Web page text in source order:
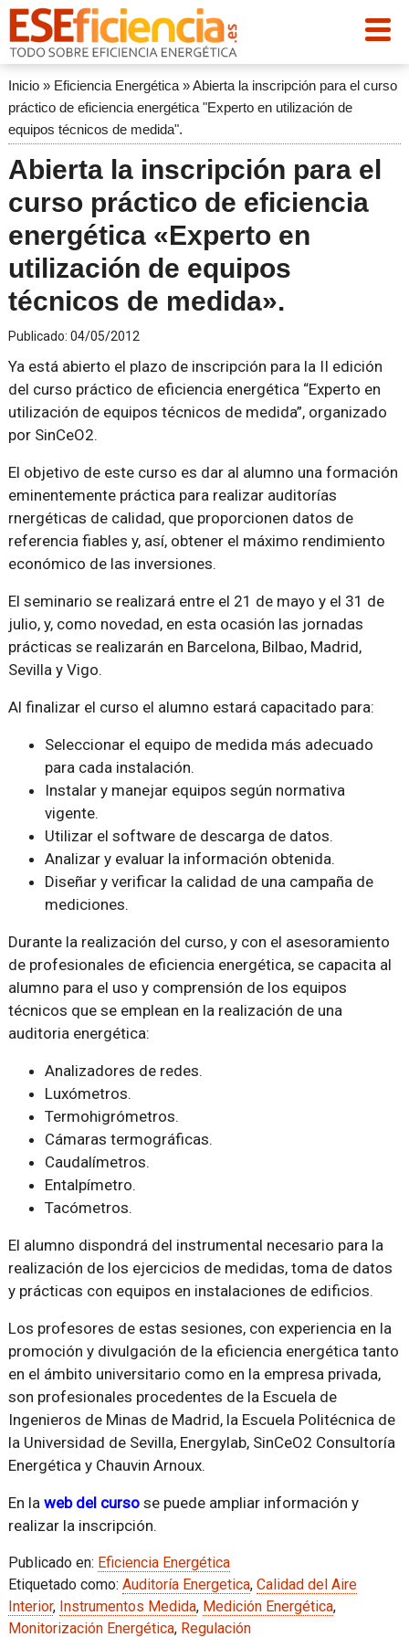
Inicio» Eficiencia Energética»Abierta la inscripción para el curso
práctico de eficiencia energética "Experto en utilización de
equipos técnicos de medida".
Abierta la inscripción para el
curso práctico de eficiencia
energética «Experto en
utilización de equipos
técnicos de medida».
Publicado: 04/05/2012
Ya está abierto el plazo de inscripción para la II edición
del curso práctico de eficiencia energética “Experto en
utilización de equipos técnicos de medida”, organizado
por SinCeO2.
El objetivo de este curso es dar al alumno una formación
eminentemente práctica para realizar auditorías
rnergéticas de calidad, que proporcionen datos de
referencia fiables y, así, obtener el máximo rendimiento
económico de las inversiones.
El seminario se realizará entre el 21 de mayo y el 31 de
julio, y, como novedad, en esta ocasión las jornadas
prácticas se realizarán en Barcelona, Bilbao, Madrid,
Sevilla y Vigo.
Al finalizar el curso el alumno estará capacitado para:
Seleccionar el equipo de medida más adecuado
para cada instalación.
Instalar y manejar equipos según normativa
vigente.
Utilizar el software de descarga de datos.
Analizar y evaluar la información obtenida.
Diseñar y verificar la calidad de una campaña de
mediciones.
Durante la realización del curso, y con el asesoramiento
de profesionales de eficiencia energética, se capacita al
alumno para el uso y comprensión de los equipos
técnicos que se emplean en la realización de una
auditoria energética:
Analizadores de redes.
Luxómetros.
Termohigrómetros.
Cámaras termográficas.
Caudalímetros.
Entalpímetro.
Tacómetros.
El alumno dispondrá del instrumental necesario para la
realización de los ejercicios de medidas, toma de datos
y prácticas con equipos en instalaciones de edificios.
Los profesores de estas sesiones, con experiencia en la
promoción y divulgación de la eficiencia energética tanto
en el ámbito universitario como en la empresa privada,
son profesionales procedentes de la Escuela de
Ingenieros de Minas de Madrid, la Escuela Politécnica de
la Universidad de Sevilla, Energylab, SinCeO2 Consultoría
Energética y Chauvin Arnoux.
En la web del cursose puede ampliar información y
realizar la inscripción.
Publicado en: Eficiencia Energética
Etiquetado como: Auditoría Energetica, Calidad del Aire
Interior, Instrumentos Medida, Medición Energética,
Monitorización Energética, Regulación